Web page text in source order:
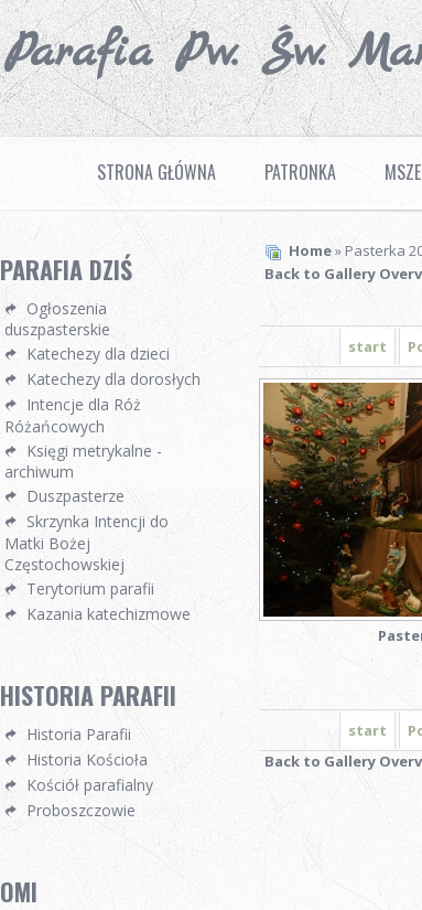
Parafia Pw. Św.
STRONA GŁÓWNA PATRONKA
PARAFIA DZIŚ
Ogłoszenia
duszpasterskie
Katechezy dla dzieci
Katechezy dla dorosłych
Intencje dla Róż
Różańcowych
Księgi metrykalne -
archiwum
Duszpasterze
Skrzynka Intencji do
Matki Bożej
Częstochowskiej
Terytorium parafii
Kazania katechizmowe
HISTORIA PARAFII
Historia Parafii
Historia Kościoła
Kościół parafialny
Proboszczowie
OMI
Home» Pasterka
Back to Gallery
start
start
Back to Gallery